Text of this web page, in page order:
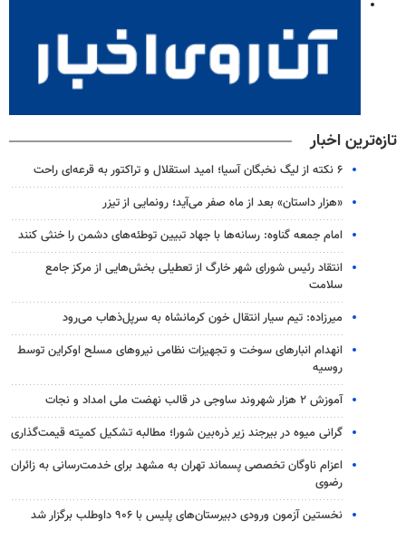
تازه‌ترین اخبار
۶ نکته از لیگ نخبگان آسیا؛ امید استقلال و تراکتور به قرعه‌ای راحت
«هزار داستان» بعد از ماه صفر می‌آید؛ رونمایی از تیزر
امام جمعه گناوه: رسانه‌ها با جهاد تبیین توطئه‌های دشمن را خنثی کنند
انتقاد رئیس شورای شهر خارگ از تعطیلی بخش‌هایی از مرکز جامع
سلامت
میرزاده: تیم سیار انتقال خون کرمانشاه به سرپل‌ذهاب می‌رود
انهدام انبارهای سوخت و تجهیزات نظامی نیروهای مسلح اوکراین توسط
روسیه
آموزش ۲ هزار شهروند ساوجی در قالب نهضت ملی امداد و نجات
گرانی میوه در بیرجند زیر ذره‌بین شورا؛ مطالبه تشکیل کمیته قیمت‌گذاری
اعزام ناوگان تخصصی پسماند تهران به مشهد برای خدمت‌رسانی به زائران
رضوی
نخستین آزمون ورودی دبیرستان‌های پلیس با ۹۰۶ داوطلب برگزار شد